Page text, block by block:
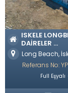
ISKELE
DAIRELER ...
Long Beach,
Referans No:
Full Eşyalı